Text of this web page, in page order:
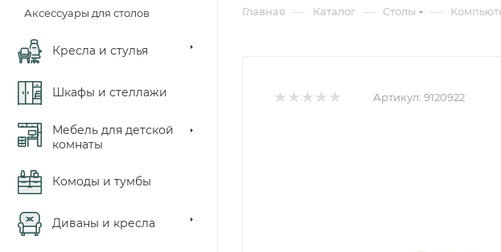
Аксессуары для столов
Кресла и стулья
Шкафы и стеллажи
Мебель для детской
комнаты
Комоды и тумбы
Диваны и кресла
Главная — Каталог — Столы —
Артикул: 9120922